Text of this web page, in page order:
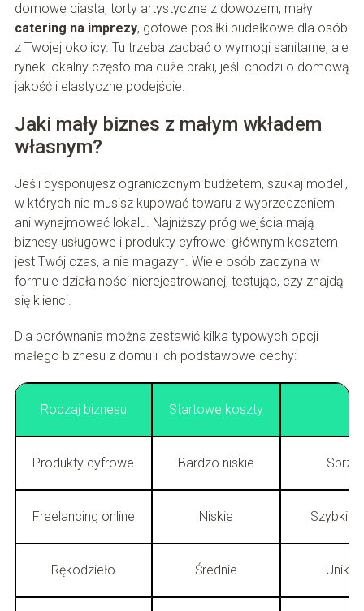
domowe ciasta, torty artystyczne z dowozem, mały
catering na imprezy, gotowe posiłki pudełkowe dla osób
z Twojej okolicy. Tu trzeba zadbać o wymogi sanitarne, ale
rynek lokalny często ma duże braki, jeśli chodzi o domową
jakość i elastyczne podejście.
Jaki mały biznes z małym wkładem
własnym?
Jeśli dysponujesz ograniczonym budżetem, szukaj modeli,
w których nie musisz kupować towaru z wyprzedzeniem
ani wynajmować lokalu. Najniższy próg wejścia mają
biznesy usługowe i produkty cyfrowe: głównym kosztem
jest Twój czas, a nie magazyn. Wiele osób zaczyna w
formule działalności nierejestrowanej, testując, czy znajdą
się klienci.
Dla porównania można zestawić kilka typowych opcji
małego biznesu z domu i ich podstawowe cechy:
Rodzaj biznesu Startowe koszty
Produkty cyfrowe Bardzo niskie
Freelancing online Niskie Szybki
Rękodzieło Średnie